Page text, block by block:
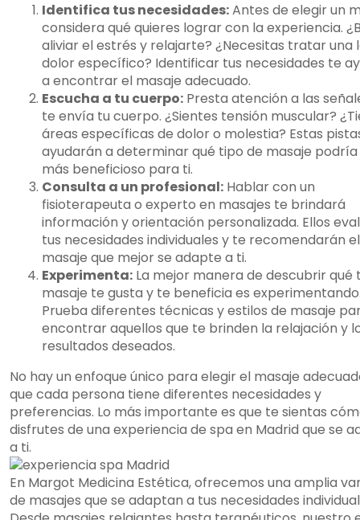
Identifica tus necesidades:Antes de elegir un
considera qué quieres lograr con la experiencia.
aliviar el estrés y relajarte? ¿Necesitas tratar una
dolor específico? Identificar tus necesidades te
a encontrar el masaje adecuado.
Escucha a tu cuerpo: Presta atención a las
te envía tu cuerpo. ¿Sientes tensión muscular?
áreas específicas de dolor o molestia? Estas
ayudarán a determinar qué tipo de masaje
más beneficioso para ti.
Consulta a un profesional: Hablar con un
fisioterapeuta o experto en masajes te brindará
información y orientación personalizada. Ellos
tus necesidades individuales y te recomendarán el
masaje que mejor se adapte a ti.
Experimenta: La mejor manera de descubrir qué
masaje te gusta y te beneficia es
Prueba diferentes técnicas y estilos de masaje
encontrar aquellos que te brinden la relajación y
resultados deseados.
No hay un enfoque único para elegir el masaje
que cada persona tiene diferentes necesidades y
preferencias. Lo más importante es que te sientas
disfrutes de una experiencia de spa en Madrid que se
a ti.
En Margot Medicina Estética, ofrecemos una amplia
de masajes que se adaptan a tus necesidades